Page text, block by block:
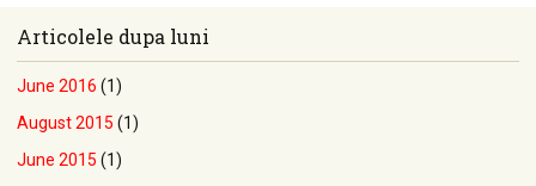
Articolele dupa luni
June 2016 (1)
August 2015 (1)
June 2015 (1)